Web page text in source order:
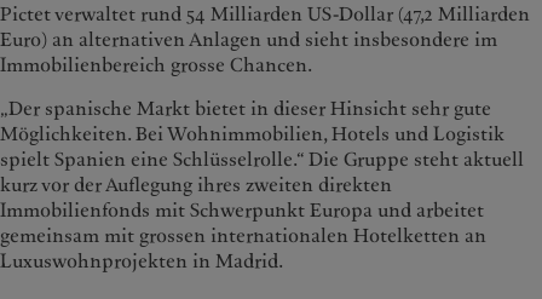
Pictet verwaltet rund 54 Milliarden US-Dollar (47,2 Milliarden
Euro) an alternativen Anlagen und sieht insbesondere im
Immobilienbereich grosse Chancen.
„Der spanische Markt bietet in dieser Hinsicht sehr gute
Möglichkeiten. Bei Wohnimmobilien, Hotels und Logistik
spielt Spanien eine Schlüsselrolle.“ Die Gruppe steht aktuell
kurz vor der Auflegung ihres zweiten direkten
Immobilienfonds mit Schwerpunkt Europa und arbeitet
gemeinsam mit grossen internationalen Hotelketten an
Luxuswohnprojekten in Madrid.